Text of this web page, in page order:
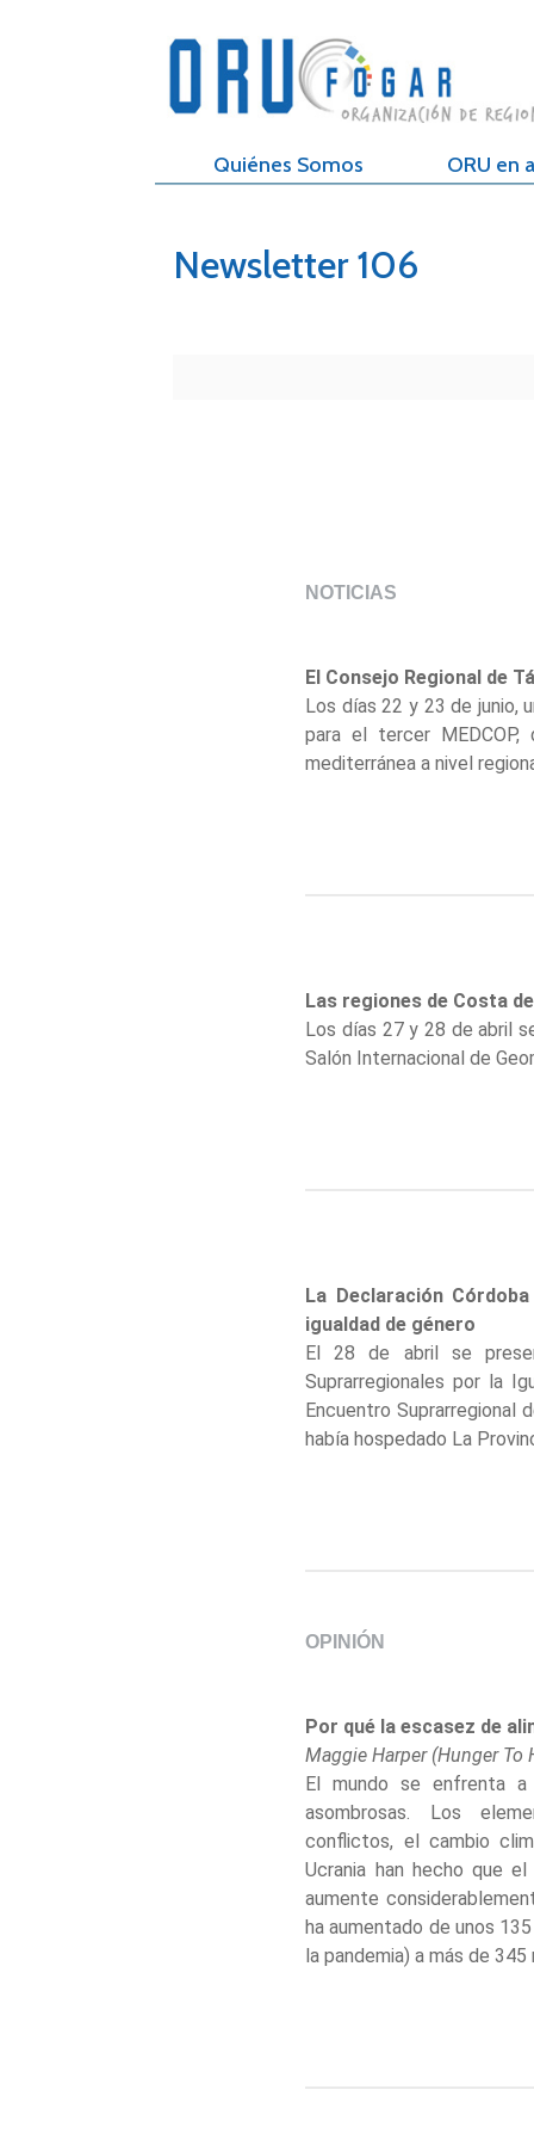
Quiénes Somos ORU en
Newsletter 106
NOTICIAS
El Consejo Regional de
Los días 22 y 23 de junio,
para el tercer
mediterránea a nivel
Las regiones de Costa
Los días 27 y 28 de abril
Salón Internacional de
La Declaración
igualdad de género
El 28 de abril se
Suprarregionales por la
Encuentro Suprarregional
había hospedado La
OPINIÓN
Por qué la escasez de
Maggie Harper (Hunger To
El mundo se enfrenta a
asombrosas. Los
conflictos, el cambio
Ucrania han hecho que
aumente
ha aumentado de unos
la pandemia) a más de